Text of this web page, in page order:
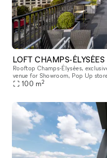
LOFT CHAMPS-ÉLYSÉES
Rooftop Champs-Élysées,
venue for Showroom, Pop Up
100 m2